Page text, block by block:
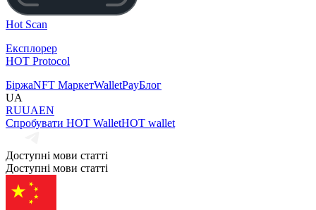
Hot Scan
Експлорер
HOT Protocol
БіржаNFT МаркетWalletPayБлог
UA
RUUAEN
Спробувати HOT WalletHOT wallet
Доступні мови статті
Доступні мови статті